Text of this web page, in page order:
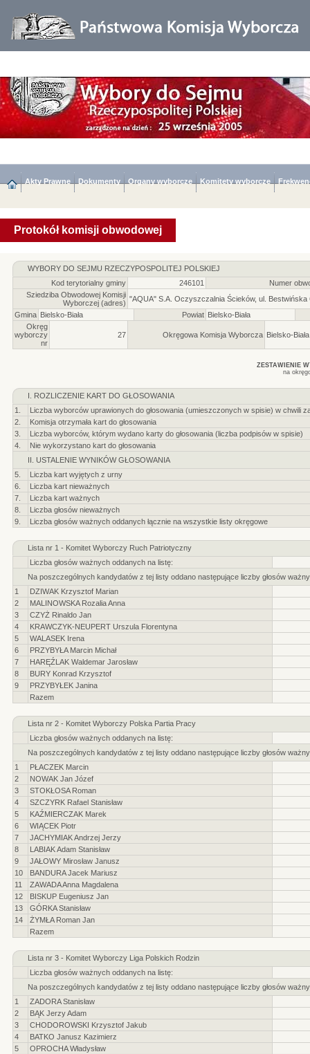
Akty Prawne Dokumenty Organy wyborcze Komitety wyborcze
Protokół komisji obwodowej
WYBORY DO SEJMU RZECZYPOSPOLITEJ POLSKIEJ
Kod terytorialny gminy
246101
Numer
Sziedziba Obwodowej Komisji
Wyborczej (adres) "AQUA" S.A. Oczyszczalnia Ścieków, ul. Bestwińska
Gmina Bielsko-Biała Powiat Bielsko-Biała
Okręg
wyborczy
nr
27 Okręgowa Komisja Wyborcza Bielsko-Biała
ZESTAWIENIE
na
I. ROZLICZENIE KART DO GŁOSOWANIA
1.
Liczba wyborców uprawionych do głosowania (umieszczonych w spisie) w chwili
2.
Komisja otrzymała kart do głosowania
3.
Liczba wyborców, którym wydano karty do głosowania (liczba podpisów w spisie)
4.
Nie wykorzystano kart do głosowania
II. USTALENIE WYNIKÓW GŁOSOWANIA
5.
Liczba kart wyjętych z urny
6.
Liczba kart nieważnych
7.
Liczba kart ważnych
8.
Liczba głosów nieważnych
9.
Liczba głosów ważnych oddanych łącznie na wszystkie listy okręgowe
Lista nr 1 - Komitet Wyborczy Ruch Patriotyczny
Liczba głosów ważnych oddanych na listę:
Na poszczególnych kandydatów z tej listy oddano następujące liczby głosów
1
DZIWAK Krzysztof Marian
2
MALINOWSKA Rozalia Anna
3
CZYŻ Rinaldo Jan
4
KRAWCZYK-NEUPERT Urszula Florentyna
5
WALASEK Irena
6
PRZYBYŁA Marcin Michał
7
HARĘŹLAK Waldemar Jarosław
8
BURY Konrad Krzysztof
9
PRZYBYŁEK Janina
Razem
Lista nr 2 - Komitet Wyborczy Polska Partia Pracy
Liczba głosów ważnych oddanych na listę:
Na poszczególnych kandydatów z tej listy oddano następujące liczby głosów
1
PŁACZEK Marcin
2
NOWAK Jan Józef
3
STOKŁOSA Roman
4
SZCZYRK Rafael Stanisław
5
KAŹMIERCZAK Marek
6
WIĄCEK Piotr
7
JACHYMIAK Andrzej Jerzy
8
LABIAK Adam Stanisław
9
JAŁOWY Mirosław Janusz
10
BANDURA Jacek Mariusz
11
ZAWADA Anna Magdalena
12
BISKUP Eugeniusz Jan
13
GÓRKA Stanisław
14
ŻYMŁA Roman Jan
Razem
Lista nr 3 - Komitet Wyborczy Liga Polskich Rodzin
Liczba głosów ważnych oddanych na listę:
Na poszczególnych kandydatów z tej listy oddano następujące liczby głosów
1
ZADORA Stanisław
2
BĄK Jerzy Adam
3
CHODOROWSKI Krzysztof Jakub
4
BATKO Janusz Kazimierz
5
OPROCHA Władysław